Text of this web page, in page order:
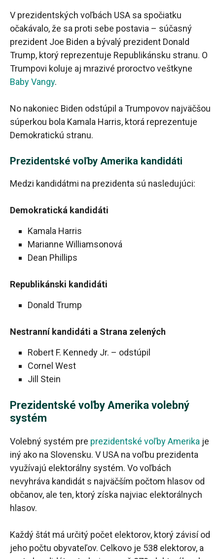
V prezidentských voľbách USA sa spočiatku
očakávalo, že sa proti sebe postavia – súčasný
prezident Joe Biden a bývalý prezident Donald
Trump, ktorý reprezentuje Republikánsku stranu. O
Trumpovi koluje aj mrazivé proroctvo veštkyne
Baby Vangy.
No nakoniec Biden odstúpil a Trumpovov najväčšou
súperkou bola Kamala Harris, ktorá reprezentuje
Demokratickú stranu.
Prezidentské voľby Amerika kandidáti
Medzi kandidátmi na prezidenta sú nasledujúci:
Demokratická kandidáti
Kamala Harris
Marianne Williamsonová
Dean Phillips
Republikánski kandidáti
Donald Trump
Nestranní kandidáti a Strana zelených
Robert F. Kennedy Jr. – odstúpil
Cornel West
Jill Stein
Prezidentské voľby Amerika volebný
systém
Volebný systém pre prezidentské voľby Amerika je
iný ako na Slovensku. V USA na voľbu prezidenta
využívajú elektorálny systém. Vo voľbách
nevyhráva kandidát s najväčším počtom hlasov od
občanov, ale ten, ktorý získa najviac elektorálnych
hlasov.
Každý štát má určitý počet elektorov, ktorý závisí od
jeho počtu obyvateľov. Celkovo je 538 elektorov, a